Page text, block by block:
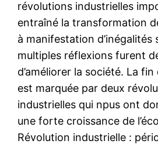
révolutions industrielles
entraîné la transformation
à manifestation d’inégalités
multiples réflexions furent
d’améliorer la société. La
est marquée par deux
industrielles qui npus ont
une forte croissance de
Révolution industrielle :